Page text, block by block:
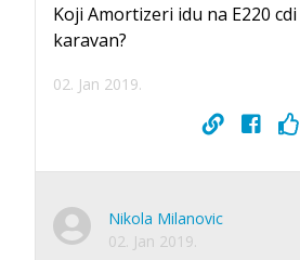
Koji Amortizeri idu na E220 cdi
karavan?
02. Jan 2019.
Nikola Milanovic
02. Jan 2019.